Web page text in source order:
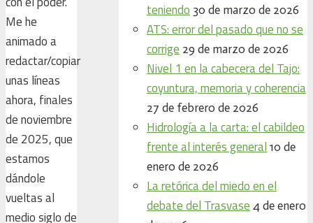
Me he
animado a
redactar/copiar
unas líneas
ahora, finales
de noviembre
de 2025, que
estamos
dándole
vueltas al
medio siglo de
teniendo 30 de marzo de 2026
ATS: error del pasado que no se
corrige 29 de marzo de 2026
Nivel 1 en la cabecera del Tajo:
coyuntura, memoria y coherencia
27 de febrero de 2026
Hidrología a la carta: el cabildeo
frente al interés general 10 de
enero de 2026
La retórica del miedo en el
debate del Trasvase 4 de enero